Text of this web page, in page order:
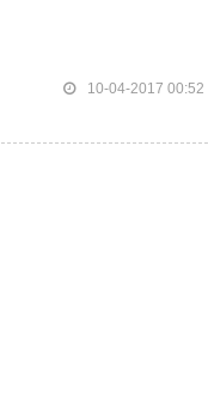
10-04-2017 00:52